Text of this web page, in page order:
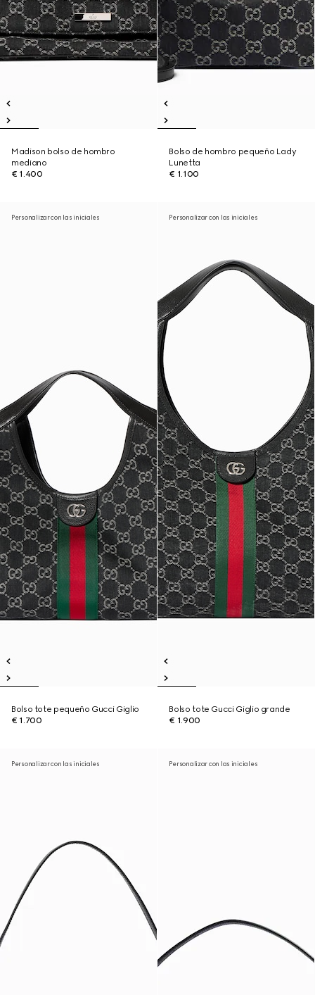
Madison bolso de hombro
mediano
€ 1.400
Bolso de hombro pequeño Lady
Lunetta
€ 1.100
Personalizar con las iniciales
Bolso tote pequeño Gucci Giglio
€ 1.700
Personalizar con las iniciales
Bolso tote Gucci Giglio grande
€ 1.900
Personalizar con las iniciales Personalizar con las iniciales